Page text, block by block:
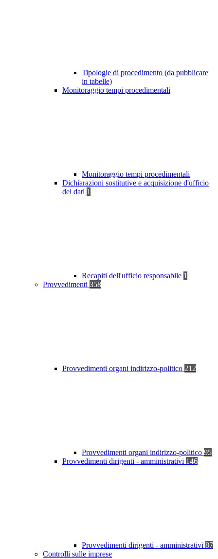
Tipologie di procedimento (da pubblicare
in tabelle)
Monitoraggio tempi procedimentali
Monitoraggio tempi procedimentali
Dichiarazioni sostitutive e acquisizione d'ufficio
dei dati 1
Recapiti dell'ufficio responsabile 1
Provvedimenti 358
Provvedimenti organi indirizzo-politico 212
Provvedimenti organi indirizzo-politico 95
Provvedimenti dirigenti - amministrativi 146
Provvedimenti dirigenti - amministrativi 87
Controlli sulle imprese